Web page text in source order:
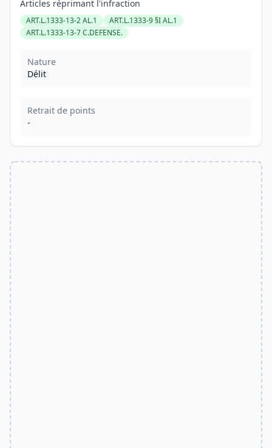
Articles réprimant l'infraction
ART.L.1333-13-2 AL.1
ART.L.1333-9 §I AL.1
ART.L.1333-13-7 C.DEFENSE.
Nature
Délit
Retrait de points
-